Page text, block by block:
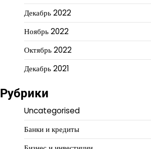
Декабрь 2022
Ноябрь 2022
Октябрь 2022
Декабрь 2021
Рубрики
Uncategorised
Банки и кредиты